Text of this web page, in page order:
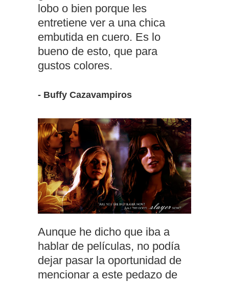
lobo o bien porque les
entretiene ver a una chica
embutida en cuero. Es lo
bueno de esto, que para
gustos colores.
- Buffy Cazavampiros
Aunque he dicho que iba a
hablar de películas, no podía
dejar pasar la oportunidad de
mencionar a este pedazo de